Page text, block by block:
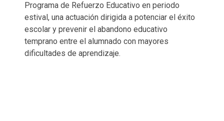
Programa de Refuerzo Educativo en periodo
estival, una actuación dirigida a potenciar el éxito
escolar y prevenir el abandono educativo
temprano entre el alumnado con mayores
dificultades de aprendizaje.